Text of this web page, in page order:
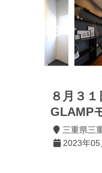
８月３
GLAMP
三重県三
2023年05